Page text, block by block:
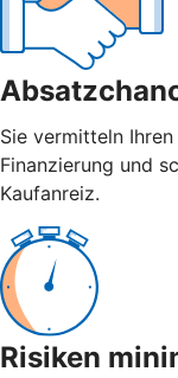
Sie vermitteln
Finanzierung und
Kaufanreiz.
Risiken